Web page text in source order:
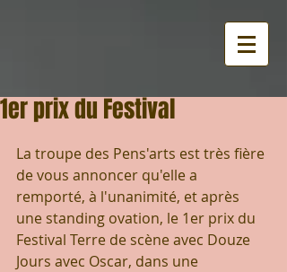
1er prix du Festival
La troupe des Pens'arts est très fière
de vous annoncer qu'elle a
remporté, à l'unanimité, et après
une standing ovation, le 1er prix du
Festival Terre de scène avec Douze
Jours avec Oscar, dans une